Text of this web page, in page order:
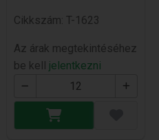
Cikkszám: T-1623
Az árak megtekintéséhez
be kell jelentkezni